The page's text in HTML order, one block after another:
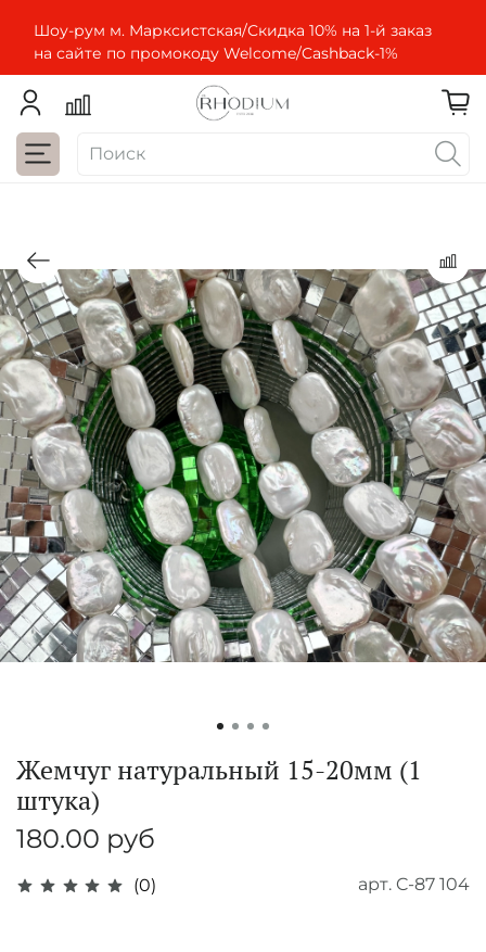
Шоу-рум м. Марксистская/Скидка 10% на 1-й заказ
на сайте по промокоду Welcome/Cashbaсk-1%
(0) арт. C-87 104
Жемчуг натуральный 15-20мм (1
штука)
180.00 руб